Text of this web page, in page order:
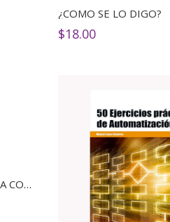
¿COMO SE LO DIGO?
$18.00
40 COSAS PARA HACER EN CASA CON MI FAMILIA